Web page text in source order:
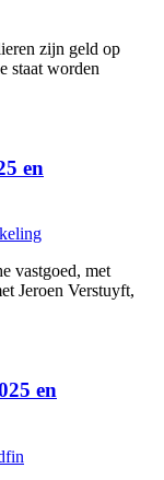
zijn geld op
staat worden
en
vastgoed, met
Jeroen Verstuyft,
en